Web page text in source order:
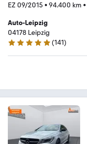
EZ 09/2015 • 94.400 km •
Auto-Leipzig
04178 Leipzig
4.8 Sterne
(141)